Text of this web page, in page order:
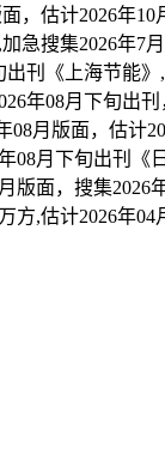
，估计2026年
急搜集2026年7
刊《上海节能
年08月下旬出
08月版面，估计
08月下旬出刊《
版面，搜集
方,估计2026年